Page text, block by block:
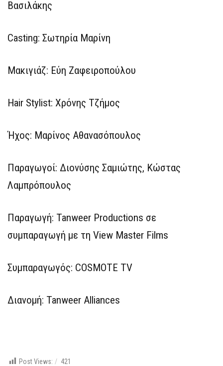
Βασιλάκης
Casting: Σωτηρία Μαρίνη
Μακιγιάζ: Εύη Ζαφειροπούλου
Hair Stylist: Χρόνης Τζήμος
Ήχος: Μαρίνος Αθανασόπουλος
Παραγωγοί: Διονύσης Σαμιώτης, Κώστας
Λαμπρόπουλος
Παραγωγή: Tanweer Productions σε
συμπαραγωγή με τη View Master Films
Συμπαραγωγός: COSMOTE TV
Διανομή: Tanweer Alliances
Post Views: 421